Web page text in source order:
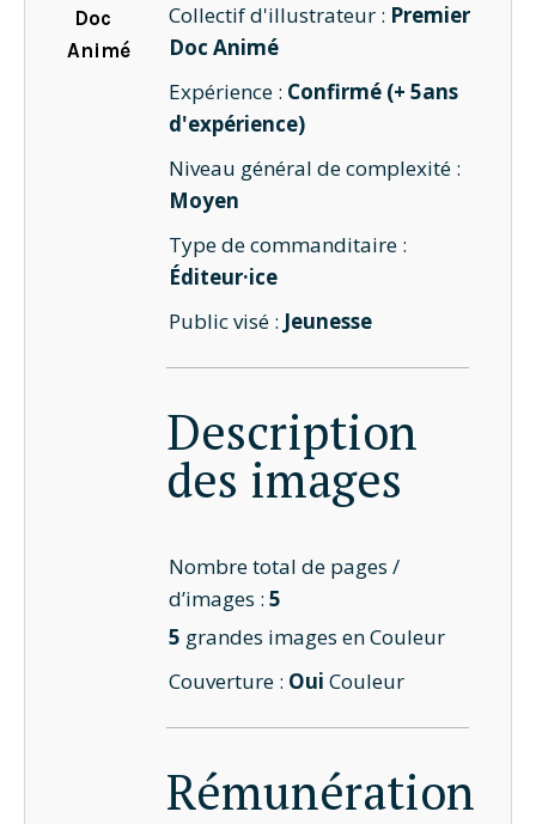
Doc
Animé
Collectif d'illustrateur : Premier
Doc Animé
Expérience : Confirmé (+ 5ans
d'expérience)
Niveau général de complexité :
Moyen
Type de commanditaire :
Éditeur·ice
Public visé : Jeunesse
Description
des images
Nombre total de pages /
d’images :5
5 grandes images en Couleur
Couverture : Oui Couleur
Rémunération